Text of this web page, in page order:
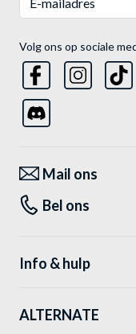
Volg ons op sociale
Mail ons
Bel ons
Info & hulp
ALTERNATE